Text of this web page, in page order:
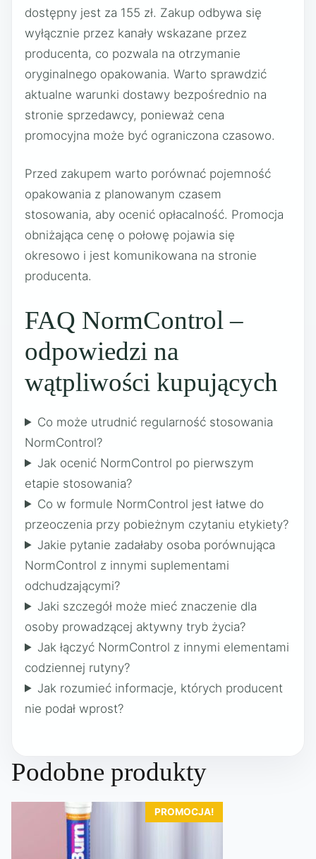
dostępny jest za 155 zł. Zakup odbywa się
wyłącznie przez kanały wskazane przez
producenta, co pozwala na otrzymanie
oryginalnego opakowania. Warto sprawdzić
aktualne warunki dostawy bezpośrednio na
stronie sprzedawcy, ponieważ cena
promocyjna może być ograniczona czasowo.
Przed zakupem warto porównać pojemność
opakowania z planowanym czasem
stosowania, aby ocenić opłacalność. Promocja
obniżająca cenę o połowę pojawia się
okresowo i jest komunikowana na stronie
producenta.
FAQ NormControl –
odpowiedzi na
wątpliwości kupujących
Co może utrudnić regularność stosowania
NormControl?
Jak ocenić NormControl po pierwszym
etapie stosowania?
Co w formule NormControl jest łatwe do
przeoczenia przy pobieżnym czytaniu etykiety?
Jakie pytanie zadałaby osoba porównująca
NormControl z innymi suplementami
odchudzającymi?
Jaki szczegół może mieć znaczenie dla
osoby prowadzącej aktywny tryb życia?
Jak łączyć NormControl z innymi elementami
codziennej rutyny?
Jak rozumieć informacje, których producent
nie podał wprost?
Podobne produkty
PROMOCJA!